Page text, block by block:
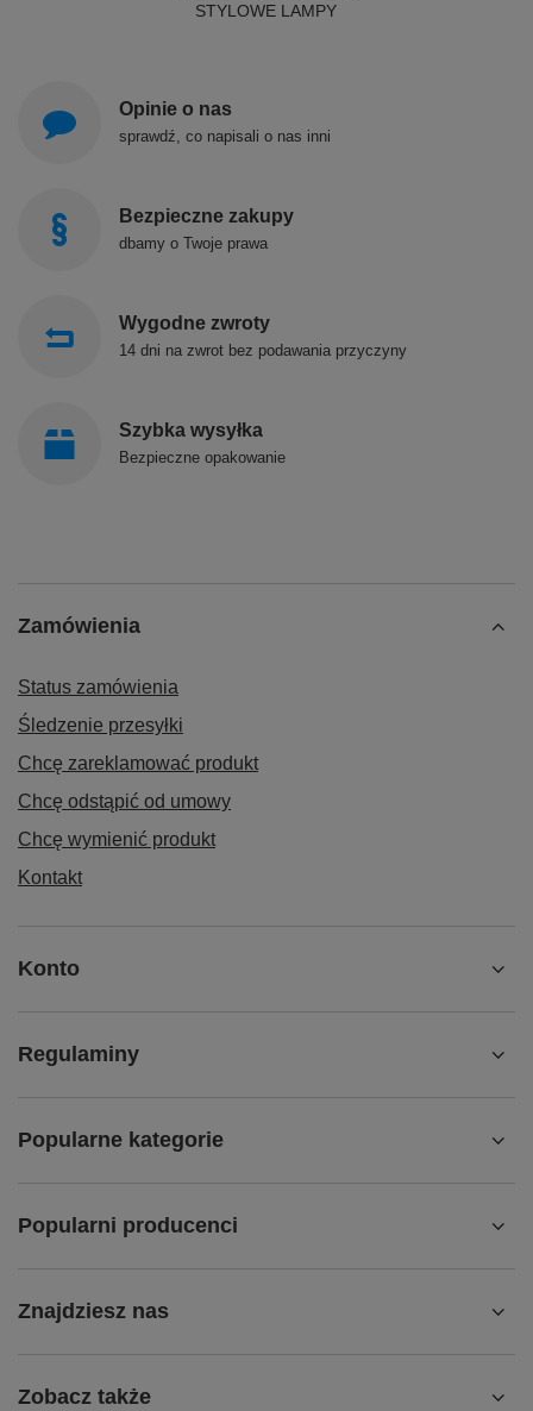
STYLOWE LAMPY
Opinie o nas
sprawdź, co napisali o nas inni
Bezpieczne zakupy
dbamy o Twoje prawa
Wygodne zwroty
14 dni na zwrot bez podawania przyczyny
Szybka wysyłka
Bezpieczne opakowanie
Zamówienia
Status zamówienia
Śledzenie przesyłki
Chcę zareklamować produkt
Chcę odstąpić od umowy
Chcę wymienić produkt
Kontakt
Konto
Regulaminy
Popularne kategorie
Popularni producenci
Znajdziesz nas
Zobacz także